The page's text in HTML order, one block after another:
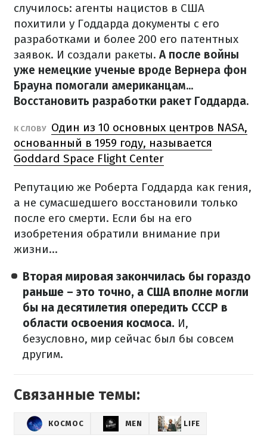
случилось: агенты нацистов в США
похитили у Годдарда документы с его
разработками и более 200 его патентных
заявок. И создали ракеты. А после войны
уже немецкие ученые вроде Вернера фон
Брауна помогали американцам...
Восстановить разработки ракет Годдарда.
К СЛОВУ Один из 10 основных центров NASA,
основанный в 1959 году, называется
Goddard Space Flight Center
Репутацию же Роберта Годдарда как гения,
а не сумасшедшего восстановили только
после его смерти. Если бы на его
изобретения обратили внимание при
жизни...
Вторая мировая закончилась бы гораздо
раньше – это точно, а США вполне могли
бы на десятилетия опередить СССР в
области освоения космоса. И,
безусловно, мир сейчас был бы совсем
другим.
Связанные темы:
КОСМОС MEN LIFE